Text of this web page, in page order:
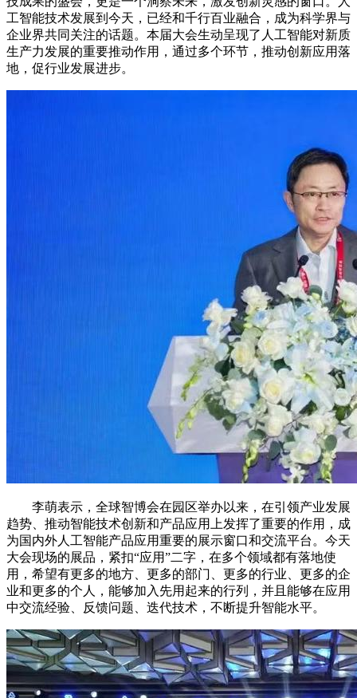
工智能技术发展到今天，已经和千行百业融合，成为科学界与
企业界共同关注的话题。本届大会生动呈现了人工智能对新质
生产力发展的重要推动作用，通过多个环节，推动创新应用落
地，促行业发展进步。
李萌表示，全球智博会在园区举办以来，在引领产业发展
趋势、推动智能技术创新和产品应用上发挥了重要的作用，成
为国内外人工智能产品应用重要的展示窗口和交流平台。今天
大会现场的展品，紧扣“应用”二字，在多个领域都有落地使
用，希望有更多的地方、更多的部门、更多的行业、更多的企
业和更多的个人，能够加入先用起来的行列，并且能够在应用
中交流经验、反馈问题、迭代技术，不断提升智能水平。